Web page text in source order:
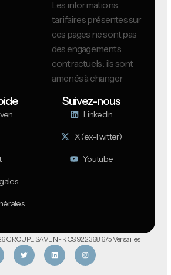
Les informations
tarifaires présentes sur
ces pages ne sont pas
des engagements
contractuels : ils sont
amenés à changer
Suivez-nous
LinkedIn
X (ex-Twitter)
Youtube
GROUPE SAVEN - RCS 922 368 675 Versailles